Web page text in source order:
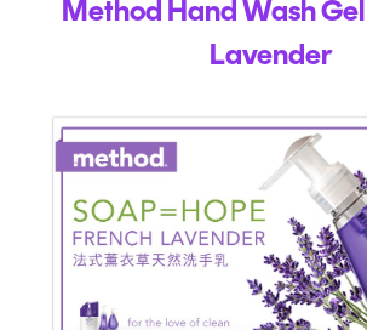
Method Hand Wash
Lavender